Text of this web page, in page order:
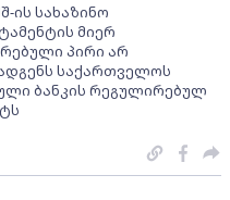
ის სახაზინო
მიერ
პირი არ
საქართველოს
ბანკის რეგულირებულ